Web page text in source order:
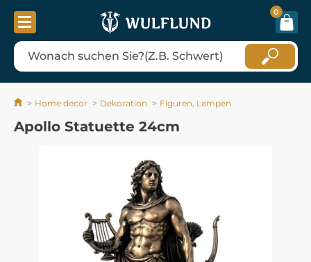
0
Home decor Dekoration Figuren, Lampen
Apollo Statuette 24cm